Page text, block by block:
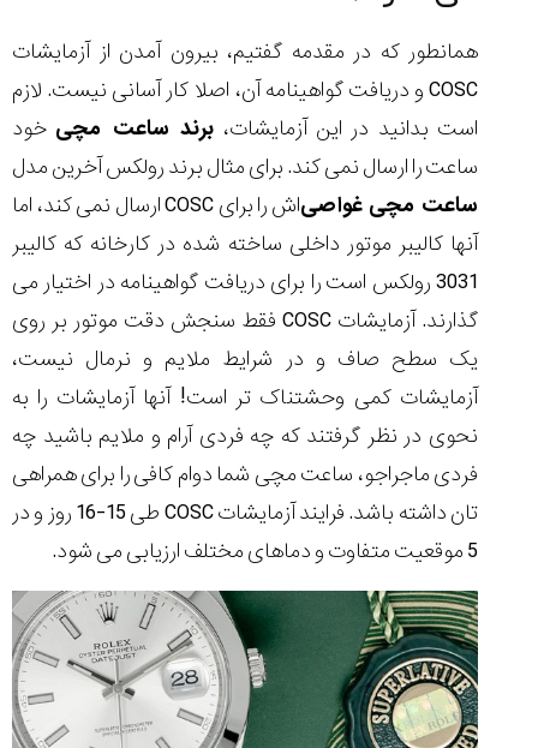
همانطور که در مقدمه گفتیم، بیرون آمدن از آزمایشات
COSC و دریافت گواهینامه آن، اصلا کار آسانی نیست. لازم
است بدانید در این آزمایشات، برند ساعت مچی خود
ساعت را ارسال نمی کند. برای مثال برند رولکس آخرین مدل
ساعت مچی غواصی‌
اش را برای COSC ارسال نمی کند، اما
آنها کالیبر موتور داخلی ساخته شده در کارخانه که کالیبر
3031 رولکس است را برای دریافت گواهینامه در اختیار می
گذارند. آزمایشات COSC فقط سنجش دقت موتور بر روی
یک سطح صاف و در شرایط ملایم و نرمال نیست،
آزمایشات کمی وحشتناک تر است! آنها آزمایشات را به
نحوی در نظر گرفتند که چه فردی آرام و ملایم باشید چه
فردی ماجراجو، ساعت مچی شما دوام کافی را برای همراهی
تان داشته باشد. فرایند آزمایشات COSC طی 15-16 روز و در
5 موقعیت متفاوت و دماهای مختلف ارزیابی می شود.